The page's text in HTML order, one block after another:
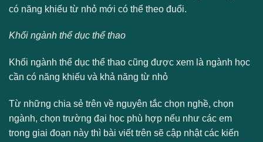
có năng khiếu từ nhỏ mới có thể theo đuổi.
Khối ngành thể dục thể thao
Khối ngành thể dục thể thao cũng được xem là ngành học
cần có năng khiếu và khả năng từ nhỏ
Từ những chia sẻ trên về nguyên tắc chọn nghề, chọn
ngành, chọn trường đại học phù hợp nếu như các em
trong giai đoạn này thì bài viết trên sẽ cập nhật các kiến